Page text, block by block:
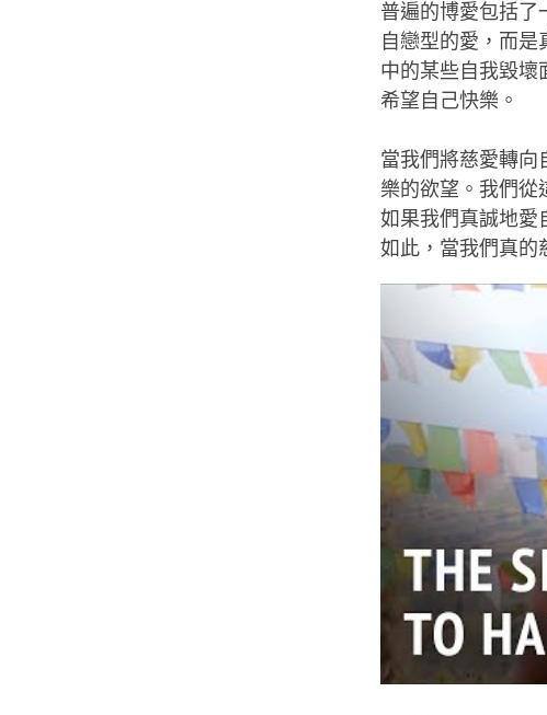
普遍的博愛包括了
自戀型的愛，而
中的某些自我毀
希望自己快樂。
當我們將慈愛轉向
樂的欲望。我們從
如果我們真誠地愛
如此，當我們真的